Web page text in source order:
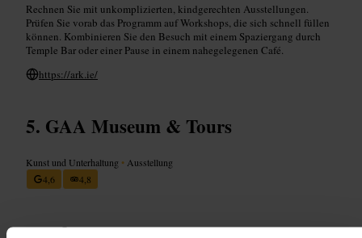
Rechnen Sie mit unkomplizierten, kindgerechten Ausstellungen.
Prüfen Sie vorab das Programm auf Workshops, die sich schnell füllen
können. Kombinieren Sie den Besuch mit einem Spaziergang durch
Temple Bar oder einer Pause in einem nahegelegenen Café.
https://ark.ie/
GAA Museum & Tours
Kunst und Unterhaltung • Ausstellung
4,6
4,8
Bild /Wheree